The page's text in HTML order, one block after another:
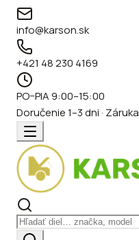
info@karson.sk
+421 48 230 4169
PO–PIA 9:00–15:00
Doručenie 1–3 dni ·